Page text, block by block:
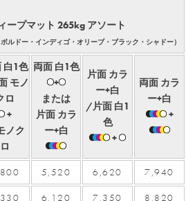
ープマット 265kg アソート
ルドー・インディゴ・オリーブ・ブラック・シャドー）
白1色
モノ
ロ
+
両面 白1色
+
または
片面 カラ
ー+白
片面 カラ
ー+白
/片面 白1
色
+
両面 カラ
ー+白
+
5,520 6,620 7,940
6,120 7,350 8,820